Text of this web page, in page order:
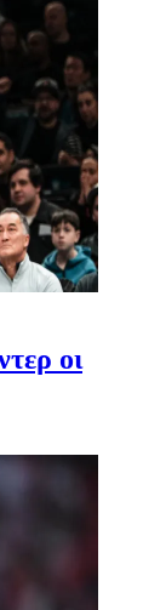
οι